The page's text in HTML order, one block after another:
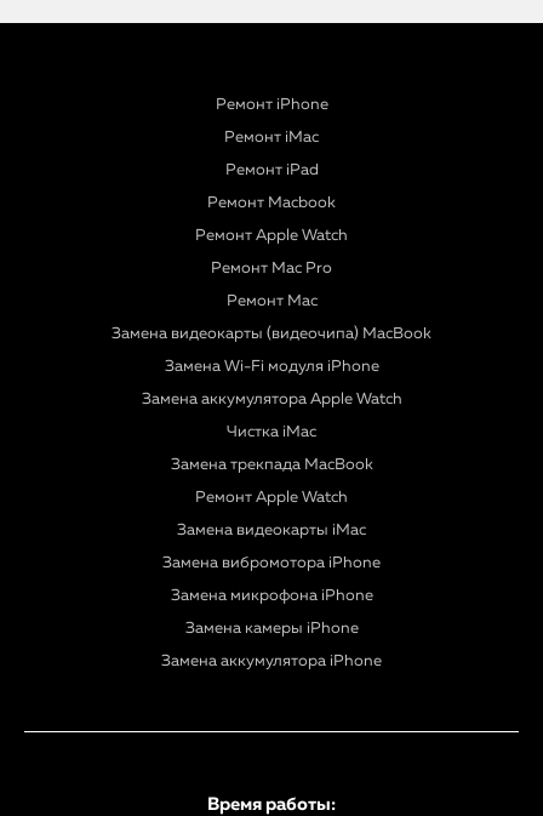
Ремонт iPhone
Ремонт iMac
Ремонт iPad
Ремонт Macbook
Ремонт Apple Watch
Ремонт Mac Pro
Ремонт Mac
Замена видеокарты (видеочипа) MacBook
Замена Wi-Fi модуля iPhone
Замена аккумулятора Apple Watch
Чистка iMac
Замена трекпада MacBook
Ремонт Apple Watch
Замена видеокарты iMac
Замена вибромотора iPhone
Замена микрофона iPhone
Замена камеры iPhone
Замена аккумулятора iPhone
Время работы: